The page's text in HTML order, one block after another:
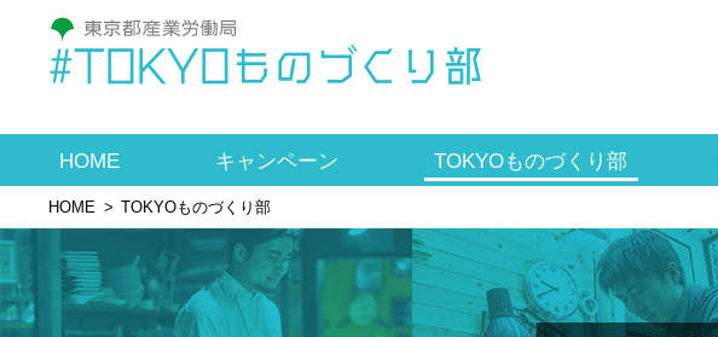
#TOKYOものづくり部
HOME キャンペーン TOKYOものづくり部
HOME TOKYOものづくり部